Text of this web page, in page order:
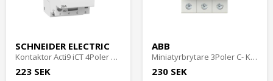
SCHNEIDER ELECTRIC
Kontaktor Acti9 iCT 4Poler 25A 2850W 220-240V IP20 Vit Schneider Electric
223 SEK
ABB
Miniatyrbrytare 3Poler C- Kurva 20A 6kA 400V IP20 ABB
230 SEK